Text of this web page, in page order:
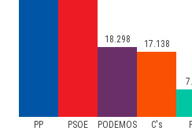
PP PSOE PODEMOS C's
18.298 17.138